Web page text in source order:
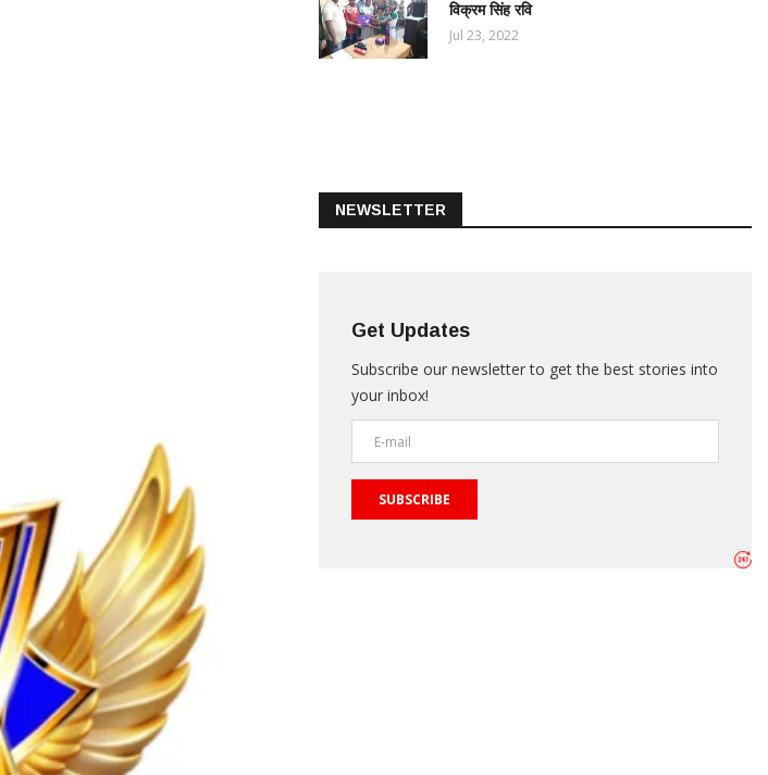
ताज़ातरीन खबरें
विक्रम सिंह रवि
Jul 23, 2022
NEWSLETTER
Get Updates
Subscribe our newsletter to get the best stories into
your inbox!
SUBSCRIBE